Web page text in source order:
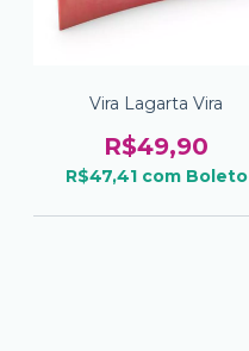
Vira Lagarta Vira
R$49,90
R$47,41 com Boleto